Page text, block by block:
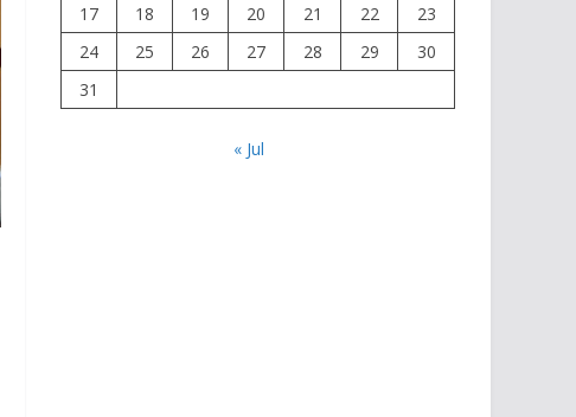
17
18 19 20 21 22
23
24
25 26 27 28 29
30
31
« Jul